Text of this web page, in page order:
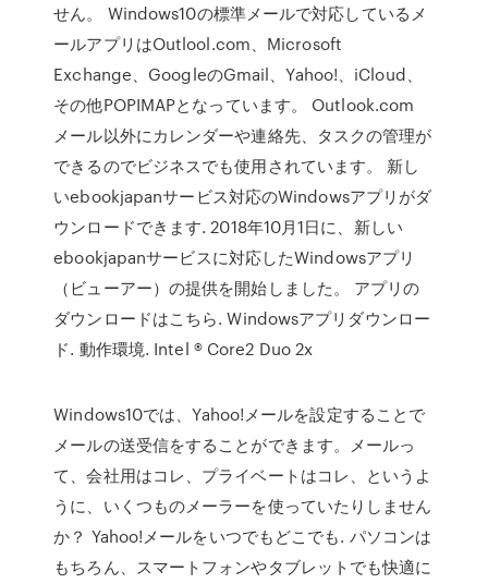
せん。 Windows10の標準メールで対応しているメ
ールアプリはOutlool.com、Microsoft
Exchange、GoogleのGmail、Yahoo!、iCloud、
その他POPIMAPとなっています。 Outlook.com
メール以外にカレンダーや連絡先、タスクの管理が
できるのでビジネスでも使用されています。 新し
いebookjapanサービス対応のWindowsアプリがダ
ウンロードできます. 2018年10月1日に、新しい
ebookjapanサービスに対応したWindowsアプリ
（ビューアー）の提供を開始しました。 アプリの
ダウンロードはこちら. Windowsアプリダウンロー
ド. 動作環境. Intel ® Core2 Duo 2x
Windows10では、Yahoo!メールを設定することで
メールの送受信をすることができます。メールっ
て、会社用はコレ、プライベートはコレ、というよ
うに、いくつものメーラーを使っていたりしません
か？ Yahoo!メールをいつでもどこでも. パソコンは
もちろん、スマートフォンやタブレットでも快適に